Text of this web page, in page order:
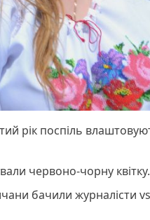
рік поспіль
червоно-чорну квітку.
бачили журналісти